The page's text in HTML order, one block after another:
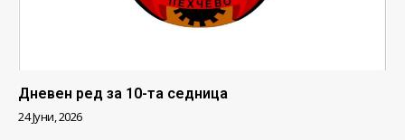
Дневен ред за 10-та седница
24 Јуни, 2026